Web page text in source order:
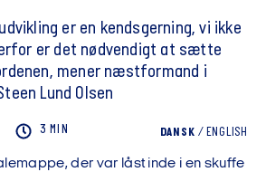
er en kendsgerning, vi ikke
er det nødvendigt at sætte
mener næstformand i
Lund Olsen
3 MIN DANSK / ENGLISH
der var låst inde i en skuffe